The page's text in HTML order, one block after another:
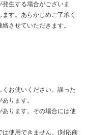
発生する場合がございま
す。あらかじめご了承く
させていただきます。
くお使いください。誤った
ります。
あります。その場合には使
は使用できません。(対応商